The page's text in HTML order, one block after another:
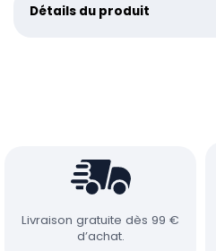
Détails du produit
Livraison gratuite dès 99 €
d’achat.